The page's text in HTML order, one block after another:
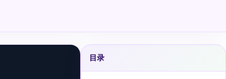
目录